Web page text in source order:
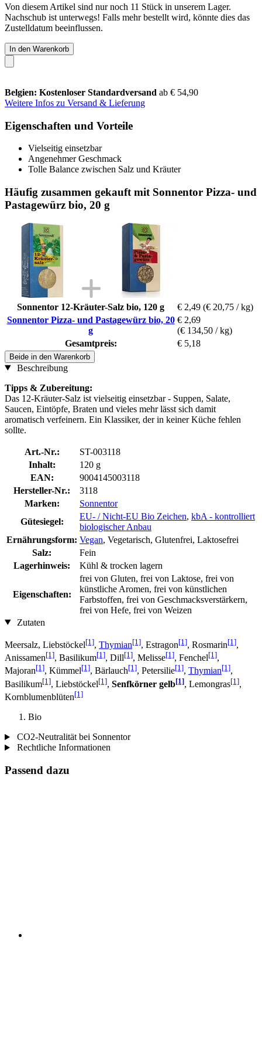
Von diesem Artikel sind nur noch 11 Stück in unserem Lager.
Nachschub ist unterwegs! Falls mehr bestellt wird, könnte dies das
Zustelldatum beeinflussen.
In den Warenkorb
Belgien: Kostenloser Standardversand ab € 54,90
Weitere Infos zu Versand & Lieferung
Eigenschaften und Vorteile
Vielseitig einsetzbar
Angenehmer Geschmack
Tolle Balance zwischen Salz und Kräuter
Häufig zusammen gekauft mit Sonnentor Pizza- und
Pastagewürz bio, 20 g
Sonnentor 12-Kräuter-Salz bio, 120 g € 2,49 (€ 20,75 / kg)
Sonnentor Pizza- und Pastagewürz bio, 20
g
€ 2,69
(€ 134,50 / kg)
Gesamtpreis:
€ 5,18
Beide in den Warenkorb
Beschreibung
Tipps & Zubereitung:
Das 12-Kräuter-Salz ist vielseitig einsetzbar - Suppen, Salate,
Saucen, Eintöpfe, Braten und vieles mehr lässt sich damit
aromatisch verfeinern. Ein Klassiker, der in keiner Küche fehlen
sollte.
Art.-Nr.:
ST-003118
Inhalt:
120 g
EAN:
9004145003118
Hersteller-Nr.:
3118
Marken:
Sonnentor
Gütesiegel:
EU- / Nicht-EU Bio Zeichen, kbA - kontrolliert
biologischer Anbau
Ernährungsform: Vegan, Vegetarisch, Glutenfrei, Laktosefrei
Salz:
Fein
Lagerhinweis:
Kühl & trocken lagern
Eigenschaften:
frei von Gluten, frei von Laktose, frei von
künstliche Aromen, frei von künstlichen
Farbstoffen, frei von Geschmacksverstärkern,
frei von Hefe, frei von Weizen
Zutaten
Meersalz, Liebstöckel[1], Thymian[1], Estragon[1], Rosmarin[1],
Anissamen[1], Basilikum[1], Dill[1], Melisse[1], Fenchel[1],
Majoran[1], Kümmel[1], Bärlauch[1], Petersilie[1], Thymian[1],
Basilikum[1], Liebstöckel[1], Senfkörner gelb[1], Lemongras[1],
Kornblumenblüten[1]
Bio
CO2-Neutralität bei Sonnentor
Rechtliche Informationen
Passend dazu